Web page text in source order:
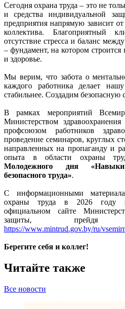
Сегодня охрана труда – это не
и средства индивидуальной
предприятия напрямую зависит
коллектива. Благоприятный
отсутствие стресса и баланс
– фундамент, на котором
и здоровье.
Мы верим, что забота о
каждого работника делает
стабильнее. Создадим безопасную
В рамках мероприятий
Министерством
профсоюзом работников
проведение семинаров, круглых
направленных на пропаганду и
опыта в области охраны
Молодежного дня
безопасного труда».
С информационными
охраны труда в 2026 году
официальном сайте
защиты,
https://www.mintrud.gov.by/ru/
Берегите себя и коллег!
Читайте также
Все новости